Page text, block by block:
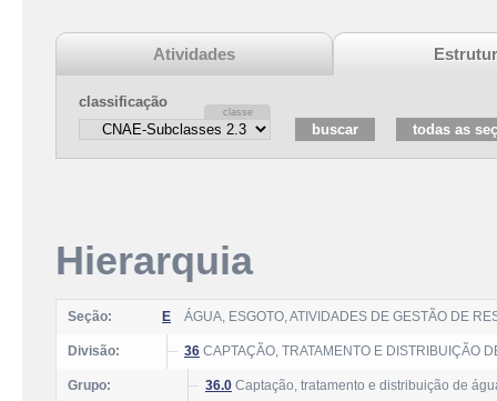
Atividades
classificação
Hierarquia
Seção: E ÁGUA, ESGOTO, ATIVIDADES DE GESTÃO DE
Divisão: 36 CAPTAÇÃO, TRATAMENTO E DISTRIBUIÇÃO
Grupo: 36.0 Captação, tratamento e distribuição de